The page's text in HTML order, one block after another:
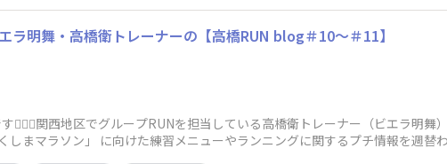
ラ明舞・高橋衛トレーナーの【高橋RUN blog＃10～＃11】
🏃‍♂️✨​関西地区でグループRUNを担当している高橋衛トレーナー（ビエラ明
しまマラソン」 に向けた練習メニューやランニングに関するプチ情報を週替